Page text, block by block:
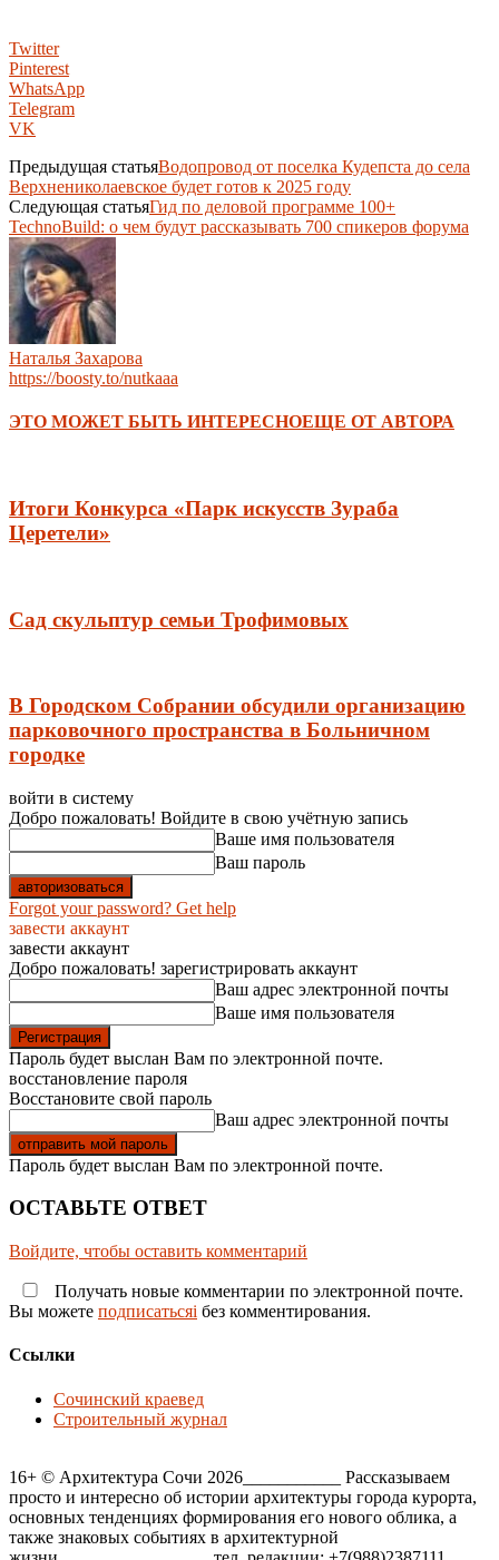
Twitter
Pinterest
WhatsApp
Telegram
VK
Предыдущая статьяВодопровод от поселка Кудепста до села
Верхнениколаевское будет готов к 2025 году
Следующая статьяГид по деловой программе 100+
TechnoBuild: о чем будут рассказывать 700 спикеров форума
Наталья Захарова
https://boosty.to/nutkaaa
ЭТО МОЖЕТ БЫТЬ ИНТЕРЕСНОЕЩЕ ОТ АВТОРА
Итоги Конкурса «Парк искусств Зураба
Церетели»
Сад скульптур семьи Трофимовых
В Городском Собрании обсудили организацию
парковочного пространства в Больничном
городке
войти в систему
Добро пожаловать! Войдите в свою учётную запись
Ваше имя пользователя
Ваш пароль
Forgot your password? Get help
завести аккаунт
завести аккаунт
Добро пожаловать! зарегистрировать аккаунт
Ваш адрес электронной почты
Ваше имя пользователя
Пароль будет выслан Вам по электронной почте.
восстановление пароля
Восстановите свой пароль
Ваш адрес электронной почты
Пароль будет выслан Вам по электронной почте.
ОСТАВЬТЕ ОТВЕТ
Войдите, чтобы оставить комментарий
Получать новые комментарии по электронной почте.
Вы можете подписатьсяi без комментирования.
Ссылки
Сочинский краевед
Строительный журнал
16+ © Архитектура Сочи 2026___________ Рассказываем
просто и интересно об истории архитектуры города курорта,
основных тенденциях формирования его нового облика, а
также знаковых событиях в архитектурной